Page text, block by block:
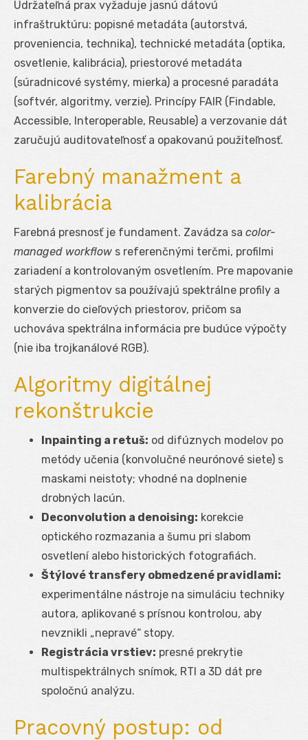
Udržateľná prax vyžaduje jasnú dátovú
infraštruktúru: popisné metadáta (autorstvá,
proveniencia, technika), technické metadáta (optika,
osvetlenie, kalibrácia), priestorové metadáta
(súradnicové systémy, mierka) a procesné paradáta
(softvér, algoritmy, verzie). Princípy FAIR (Findable,
Accessible, Interoperable, Reusable) a verzovanie dát
zaručujú auditovateľnosť a opakovanú použiteľnosť.
Farebný manažment a
kalibrácia
Farebná presnosť je fundament. Zavádza sa color-
managed workflow s referenčnými terčmi, profilmi
zariadení a kontrolovaným osvetlením. Pre mapovanie
starých pigmentov sa používajú spektrálne profily a
konverzie do cieľových priestorov, pričom sa
uchováva spektrálna informácia pre budúce výpočty
(nie iba trojkanálové RGB).
Algoritmy digitálnej
rekonštrukcie
Inpainting a retuš: od difúznych modelov po
metódy učenia (konvolučné neurónové siete) s
maskami neistoty; vhodné na doplnenie
drobných lacún.
Deconvolution a denoising: korekcie
optického rozmazania a šumu pri slabom
osvetlení alebo historických fotografiách.
Štýlové transfery obmedzené pravidlami:
experimentálne nástroje na simuláciu techniky
autora, aplikované s prísnou kontrolou, aby
nevznikli „nepravé“ stopy.
Registrácia vrstiev: presné prekrytie
multispektrálnych snímok, RTI a 3D dát pre
spoločnú analýzu.
Pracovný postup: od